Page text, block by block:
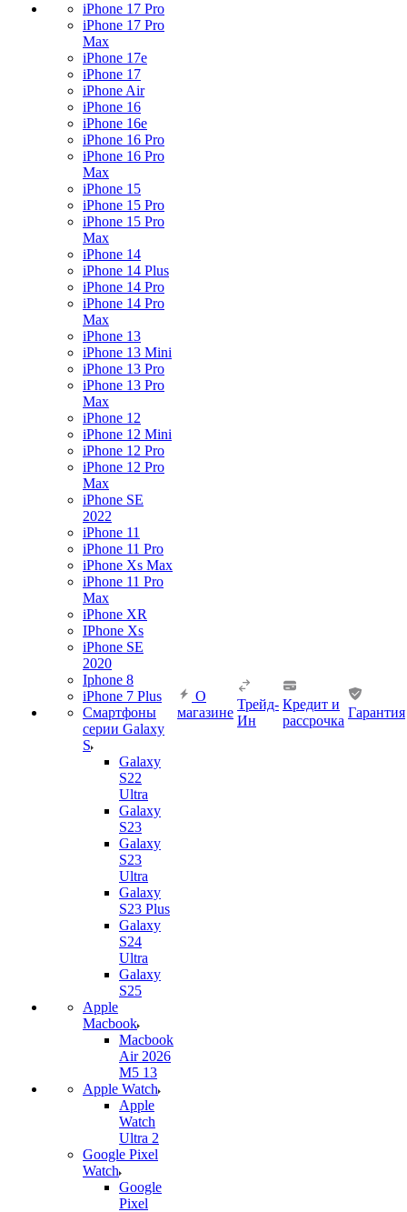
iPhone 17 Pro
iPhone 17 Pro
Max
iPhone 17e
iPhone 17
iPhone Air
iPhone 16
iPhone 16e
iPhone 16 Pro
iPhone 16 Pro
Max
iPhone 15
iPhone 15 Pro
iPhone 15 Pro
Max
iPhone 14
iPhone 14 Plus
iPhone 14 Pro
iPhone 14 Pro
Max
iPhone 13
iPhone 13 Mini
iPhone 13 Pro
iPhone 13 Pro
Max
iPhone 12
iPhone 12 Mini
iPhone 12 Pro
iPhone 12 Pro
Max
iPhone SE
2022
iPhone 11
iPhone 11 Pro
iPhone Xs Max
iPhone 11 Pro
Max
iPhone XR
IPhone Xs
iPhone SE
2020
Iphone 8
iPhone 7 Plus
Смартфоны
серии Galaxy
S
Galaxy
S22
Ultra
Galaxy
S23
Galaxy
S23
Ultra
Galaxy
S23 Plus
Galaxy
S24
Ultra
Galaxy
S25
Apple
Macbook
Macbook
Air 2026
M5 13
Apple Watch
Apple
Watch
Ultra 2
Google Pixel
Watch
Google
Pixel
О
магазине
Трейд-
Ин
Кредит и
рассрочка
Гарантия